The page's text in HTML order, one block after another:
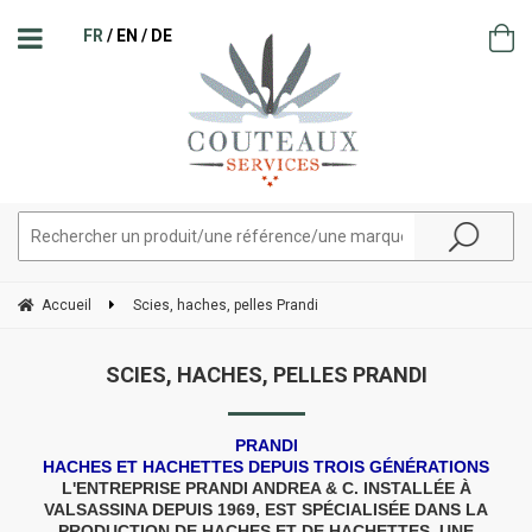
FR EN DE
Accueil Scies, haches, pelles Prandi
SCIES, HACHES, PELLES PRANDI
PRANDI
HACHES ET HACHETTES DEPUIS TROIS GÉNÉRATIONS
L'ENTREPRISE PRANDI ANDREA & C. INSTALLÉE À
VALSASSINA DEPUIS 1969, EST SPÉCIALISÉE DANS LA